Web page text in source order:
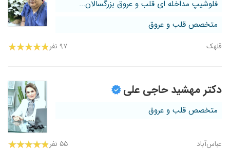
فلوشیپ مداخله ای قلب و عروق بزرگسالان...
متخصص قلب و عروق
قلهک ۹۷ نفر
دکتر مهشید حاجی علی
متخصص قلب و عروق
عباس‌آباد ۵۵ نفر